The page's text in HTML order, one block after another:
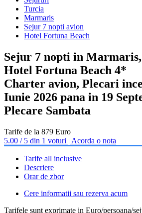
Turcia
Marmaris
Sejur 7 nopti avion
Hotel Fortuna Beach
Sejur 7 nopti in
Hotel Fortuna Beach 4*
Charter avion, Plecari
Iunie 2026 pana in 19
Plecare Sambata
Tarife de la 879 Euro
5.00 / 5 din 1 voturi | Acorda o nota
Tarife all inclusive
Descriere
Orar de zbor
Cere informatii sau rezerva acum
Tarifele sunt exprimate in Euro/persoana/